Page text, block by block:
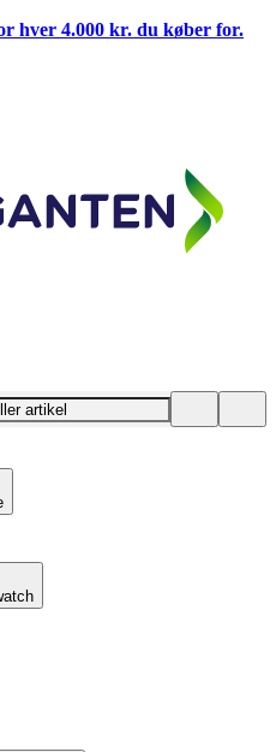
hver 4.000 kr. du køber for.